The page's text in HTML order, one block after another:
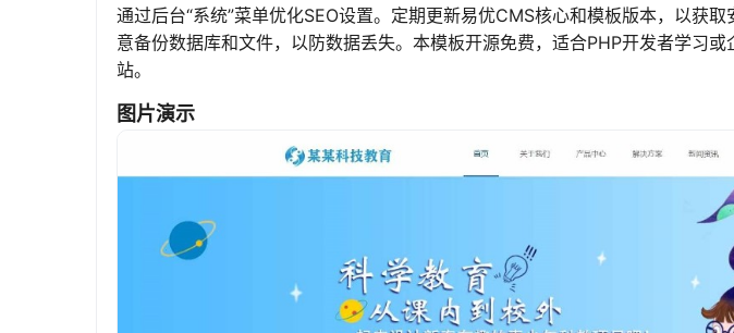
通过后台“系统”菜单优化SEO设置。定期更新易优CMS核心和模板版本，以获
意备份数据库和文件，以防数据丢失。本模板开源免费，适合PHP开发者学习
站。
图片演示